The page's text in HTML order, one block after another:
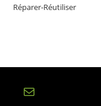
Réparer-Réutiliser
E-mail